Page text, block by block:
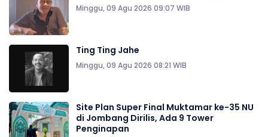
Minggu, 09 Agu 2026 09:07 WIB
Ting Ting Jahe
Minggu, 09 Agu 2026 08:21 WIB
Site Plan Super Final Muktamar ke-35 NU
di Jombang Dirilis, Ada 9 Tower
Penginapan